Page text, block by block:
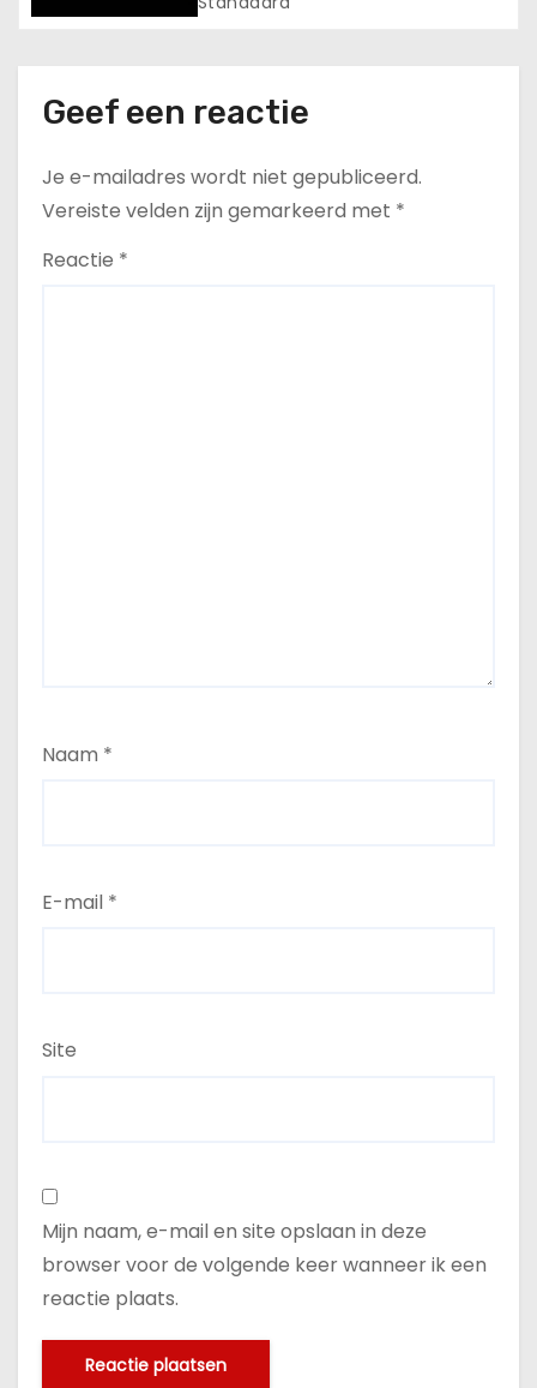
Geef een reactie
Je e-mailadres wordt niet gepubliceerd.
Vereiste velden zijn gemarkeerd met *
Reactie *
Naam *
E-mail *
Site
Mijn naam, e-mail en site opslaan in deze
browser voor de volgende keer wanneer ik een
reactie plaats.